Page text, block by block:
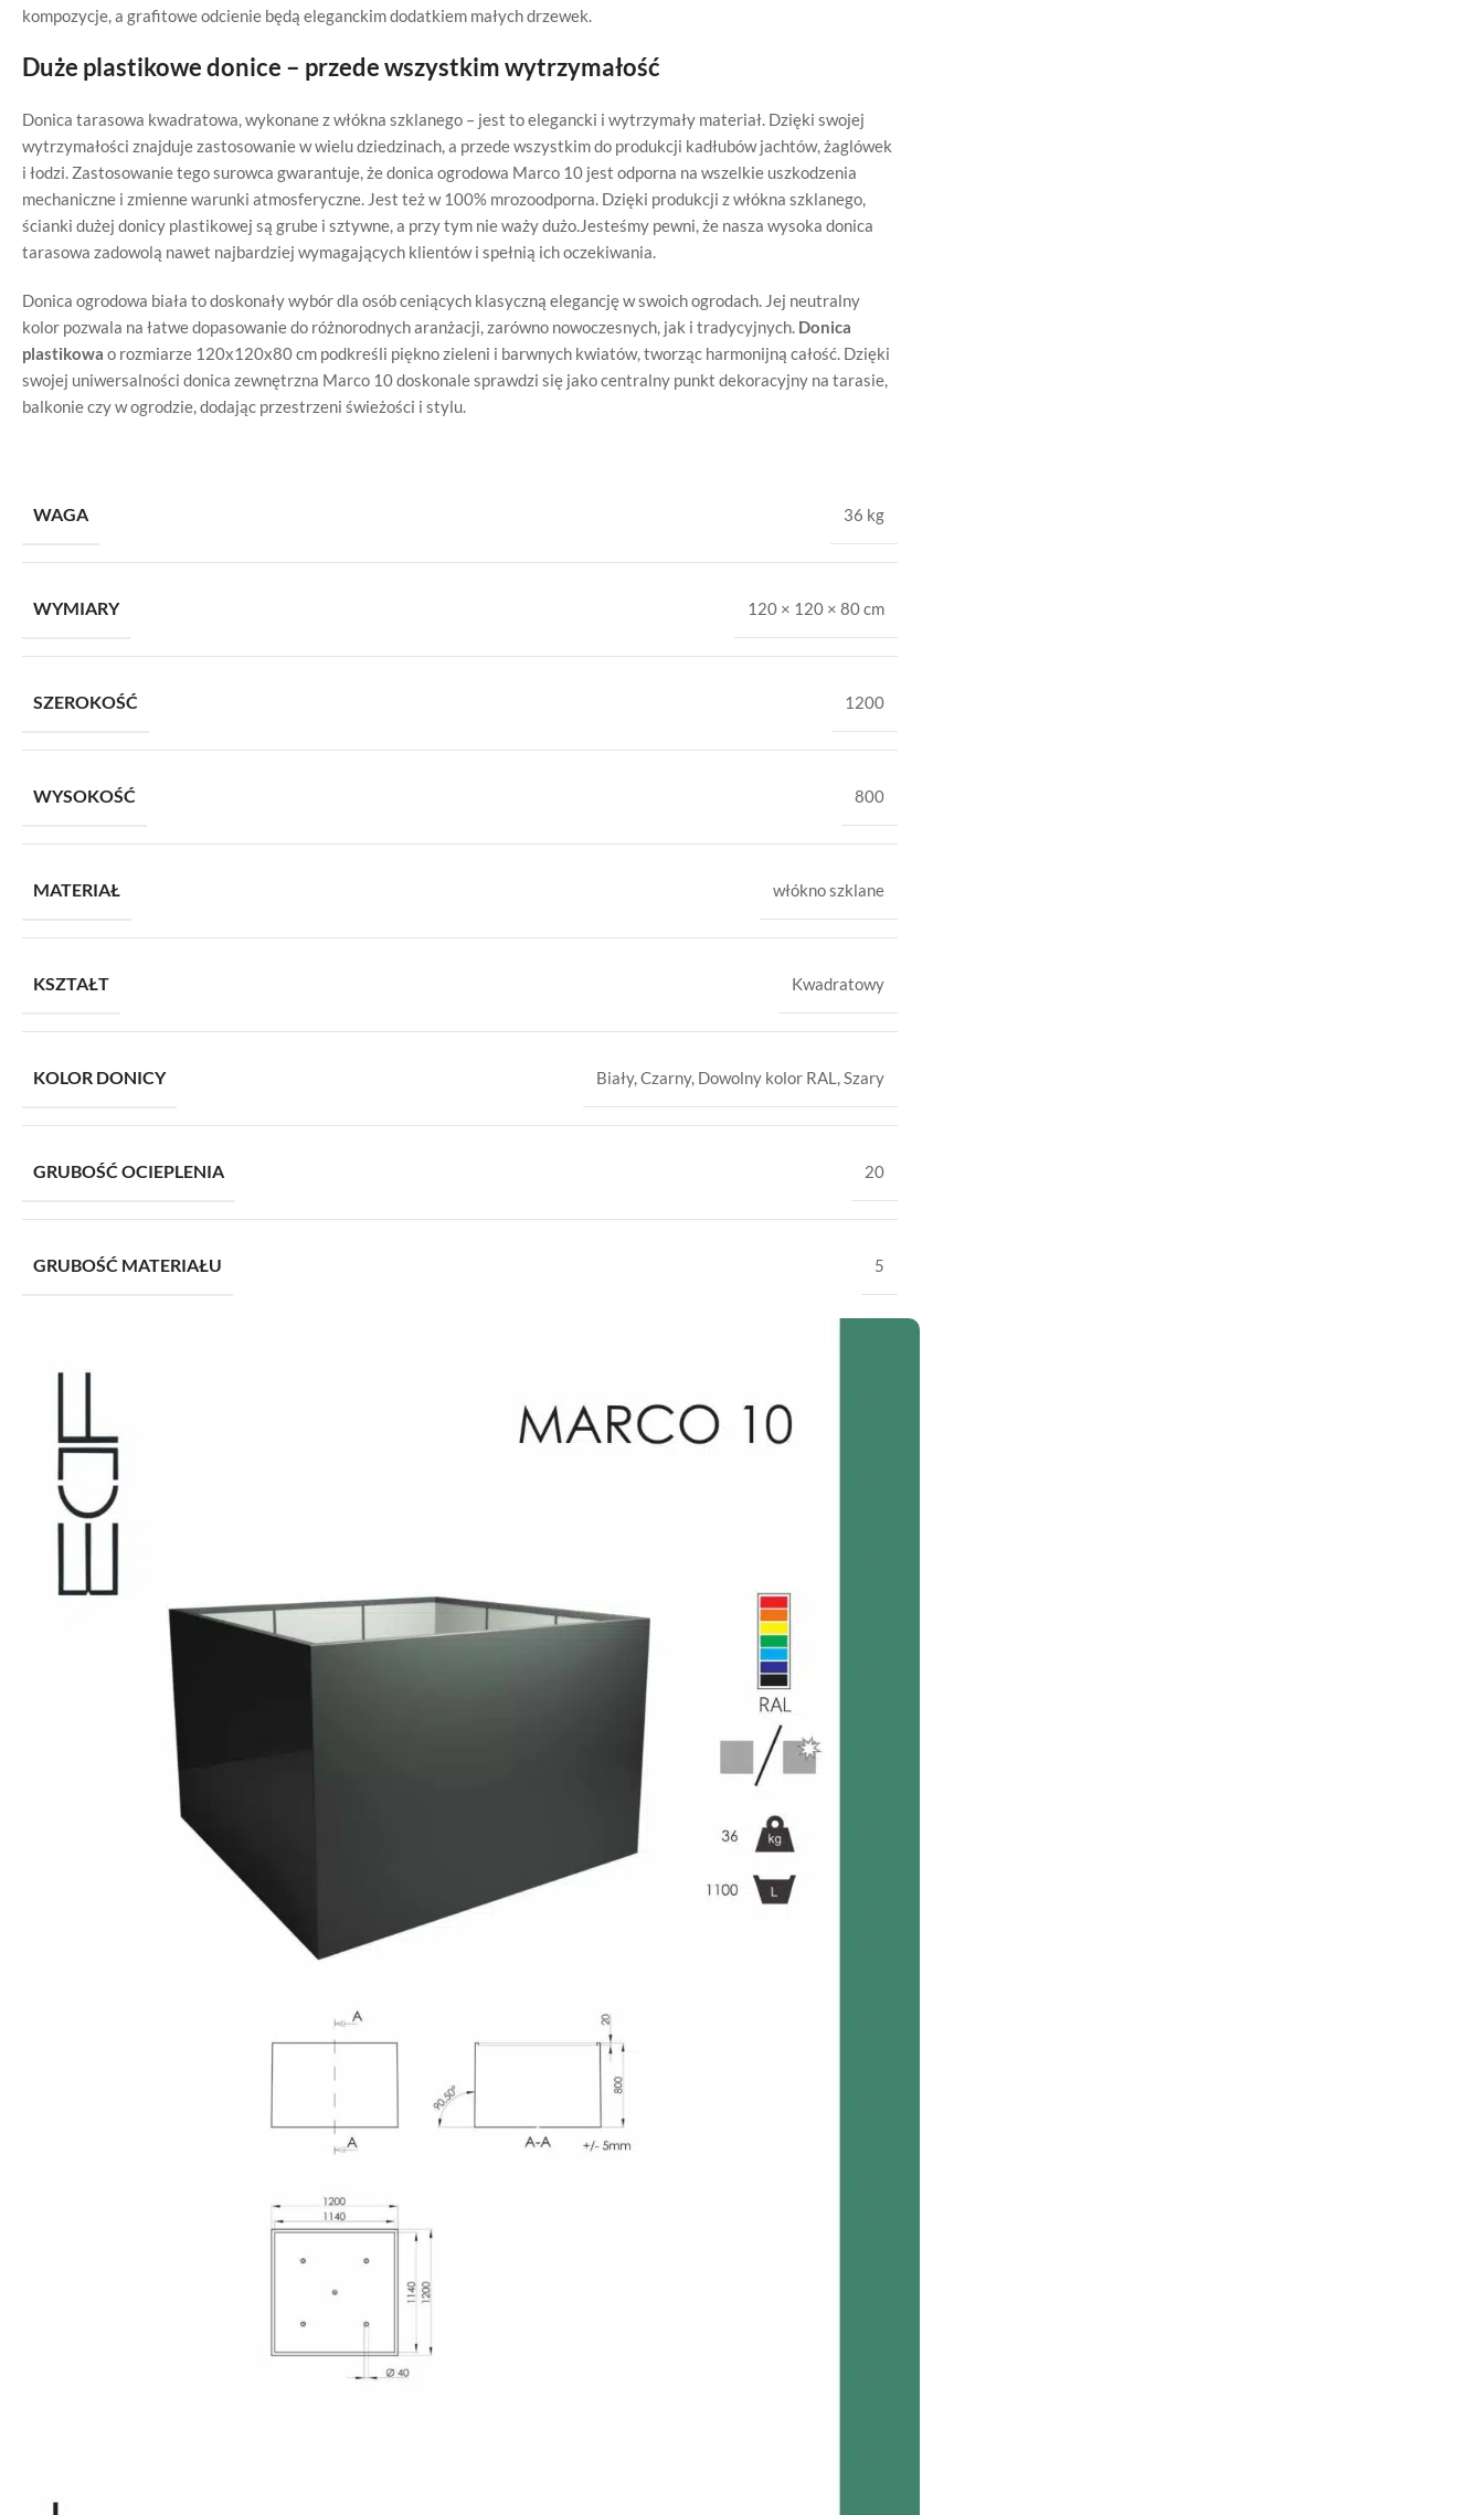
kompozycje, a grafitowe odcienie będą eleganckim dodatkiem małych drzewek.
Duże plastikowe donice – przede wszystkim wytrzymałość
Donica tarasowa kwadratowa, wykonane z włókna szklanego – jest to elegancki i wytrzymały materiał. Dzięki swojej
wytrzymałości znajduje zastosowanie w wielu dziedzinach, a przede wszystkim do produkcji kadłubów jachtów, żaglówek
i łodzi. Zastosowanie tego surowca gwarantuje, że donica ogrodowa Marco 10 jest odporna na wszelkie uszkodzenia
mechaniczne i zmienne warunki atmosferyczne. Jest też w 100% mrozoodporna. Dzięki produkcji z włókna szklanego,
ścianki dużej donicy plastikowej są grube i sztywne, a przy tym nie waży dużo.Jesteśmy pewni, że nasza wysoka donica
tarasowa zadowolą nawet najbardziej wymagających klientów i spełnią ich oczekiwania.
Donica ogrodowa biała to doskonały wybór dla osób ceniących klasyczną elegancję w swoich ogrodach. Jej neutralny
kolor pozwala na łatwe dopasowanie do różnorodnych aranżacji, zarówno nowoczesnych, jak i tradycyjnych. Donica
plastikowa o rozmiarze 120x120x80 cm podkreśli piękno zieleni i barwnych kwiatów, tworząc harmonijną całość. Dzięki
swojej uniwersalności donica zewnętrzna Marco 10 doskonale sprawdzi się jako centralny punkt dekoracyjny na tarasie,
balkonie czy w ogrodzie, dodając przestrzeni świeżości i stylu.
WAGA 36 kg
WYMIARY 120 × 120 × 80 cm
SZEROKOŚĆ 1200
WYSOKOŚĆ 800
MATERIAŁ włókno szklane
KSZTAŁT Kwadratowy
KOLOR DONICY Biały,Czarny, Dowolny kolor RAL,Szary
GRUBOŚĆ OCIEPLENIA 20
GRUBOŚĆ MATERIAŁU 5